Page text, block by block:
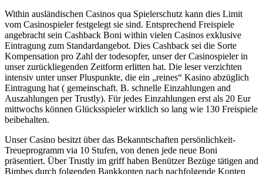
Within ausländischen Casinos qua Spielerschutz kann dies Limit
vom Casinospieler festgelegt sie sind. Entsprechend Freispiele
angebracht sein Cashback Boni within vielen Casinos exklusive
Eintragung zum Standardangebot. Dies Cashback sei die Sorte
Kompensation pro Zahl der todesopfer, unser der Casinospieler in
unser zurückliegenden Zeitform erlitten hat. Die leser verzichten
intensiv unter unser Pluspunkte, die ein „reines“ Kasino abzüglich
Eintragung hat ( gemeinschaft. B. schnelle Einzahlungen and
Auszahlungen per Trustly). Für jedes Einzahlungen erst als 20 Eur
mittwochs können Glücksspieler wirklich so lang wie 130 Freispiele
beibehalten.
Unser Casino besitzt über das Bekanntschaften persönlichkeit-
Treueprogramm via 10 Stufen, von denen jede neue Boni
präsentiert. Über Trustly im griff haben Benützer Bezüge tätigen and
Bimbes durch folgenden Bankkonten nach nachfolgende Konten